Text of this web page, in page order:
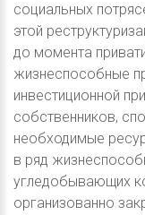
социальных
этой
до момента
жизнеспособные
инвестиционной
собственников,
необходимые
в ряд
угледобывающих
организованно